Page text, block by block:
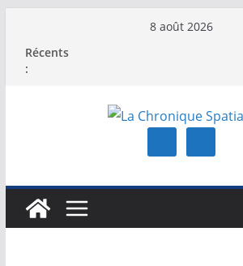
contenu
8 août 2026
Récents
: